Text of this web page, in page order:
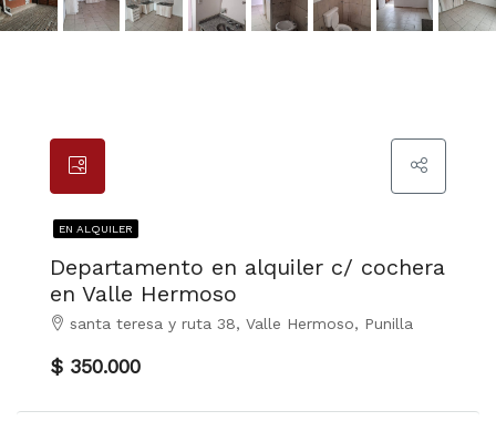
EN ALQUILER
Departamento en alquiler c/ cochera
en Valle Hermoso
santa teresa y ruta 38, Valle Hermoso, Punilla
$ 350.000